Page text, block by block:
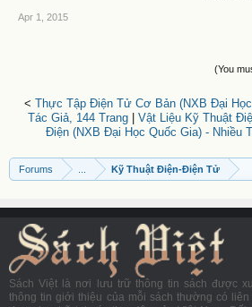
Apr 1, 2015
(You
< Thực Tập Điện Tử Cơ Bản (NXB Đại
Tác Giả, 144 Trang
Vật Liệu Kỹ Thuật
Điện (NXB Đại Học Quốc Gia) - Nhiều
Forums Kỹ Thuật Điện-Điện Tử
Sách Việt là nơi lưu trữ thông tin sách được
thông tin giới thiệu của mỗi sách thường có